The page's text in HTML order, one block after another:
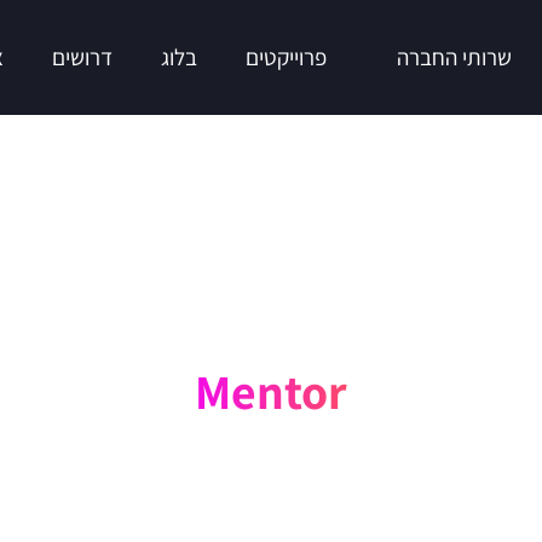
שרותי החברה פרוייקטים בלוג דרושים
Mentor